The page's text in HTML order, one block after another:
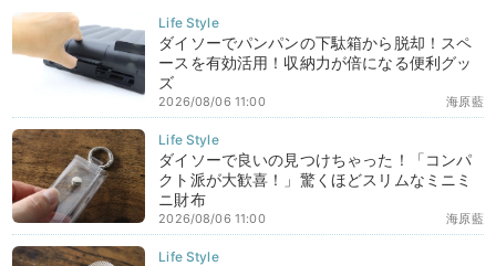
ダイソーでパンパンの下駄箱から脱却！スペ
ースを有効活用！収納力が倍になる便利グッ
ズ
海原藍
2026/08/06 11:00
ダイソーで良いの見つけちゃった！「コンパ
クト派が大歓喜！」驚くほどスリムなミニミ
ニ財布
海原藍
2026/08/06 11:00